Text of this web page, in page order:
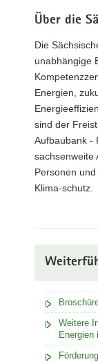
Über die
Die
unabhängige
Energien,
sind der
Aufbaubank -
sachsenweite
Personen
Klima-schutz.
Weitere
Energien